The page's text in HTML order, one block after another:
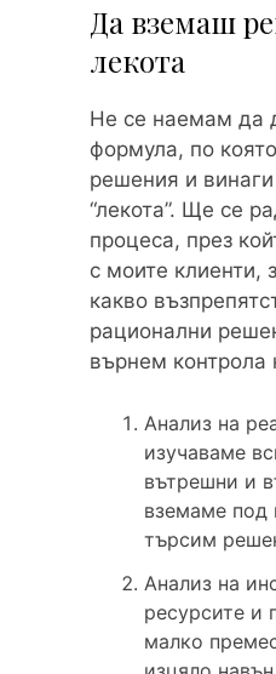
Да вземаш
лекота
Не се наемам да
формула, по
решения и винаги
“лекота”. Ще се
процеса, през
с моите клиенти,
какво
рационални
върнем контрола
Анализ на
изучаваме
вътрешни и
вземаме под
търсим
Анализ на
ресурсите и
малко